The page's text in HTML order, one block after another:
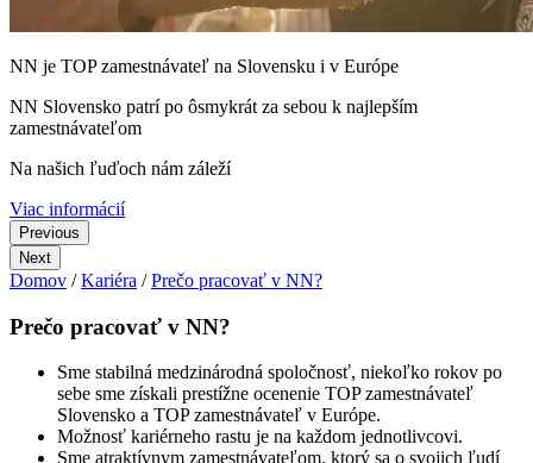
NN je TOP zamestnávateľ na Slovensku i v Európe
NN Slovensko patrí po ôsmykrát za sebou k najlepším
zamestnávateľom
Na našich ľuďoch nám záleží
Viac informácií
Previous
Next
Domov / Kariéra / Prečo pracovať v NN?
Prečo pracovať v NN?
Sme stabilná medzinárodná spoločnosť, niekoľko rokov po
sebe sme získali prestížne ocenenie TOP zamestnávateľ
Slovensko a TOP zamestnávateľ v Európe.
Možnosť kariérneho rastu je na každom jednotlivcovi.
Sme atraktívnym zamestnávateľom, ktorý sa o svojich ľudí